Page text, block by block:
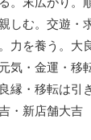
しむ。交遊・
力を養う。大
気・金運・移
縁・移転は引
・新店舗大吉